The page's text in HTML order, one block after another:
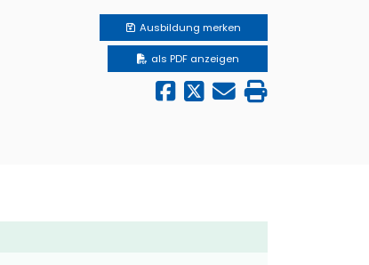
Ausbildung merken
als PDF anzeigen